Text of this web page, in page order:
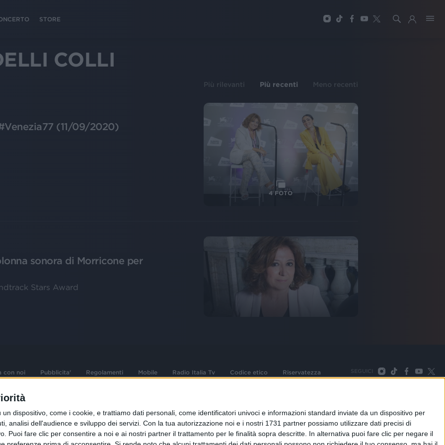
dispositivo, come i cookie, e trattiamo dati personali, come identificatori univoci e informazioni standard inviate da un dispositivo per
analisi dell'audience e sviluppo dei servizi. Con la tua autorizzazione noi e i nostri 1731 partner possiamo utilizzare dati precisi di
Puoi fare clic per consentire a noi e ai nostri partner il trattamento per le finalità sopra descritte. In alternativa puoi fare clic per negare il
STORE
COLLI
Più rilevanti Più recenti Meno recenti
(11/09/2020)
4FOTO
sonora di Morricone per
Stars Award
con noi Pubblicita' Regolamenti Mobile Radio Italia Tv Codice etico Riservatezza SEGUICI
dell'ingegno
d'autore e dei diritti
e n° iscrizione
Sede Amministrativa: Viale Europa 49, 20093 Cologno Monzese (Mi) |Tel. +39 02 254441 | Fax +39
02 25444220
Sede Legale: Via Savona 97, 20144 Milano
TORNA SU